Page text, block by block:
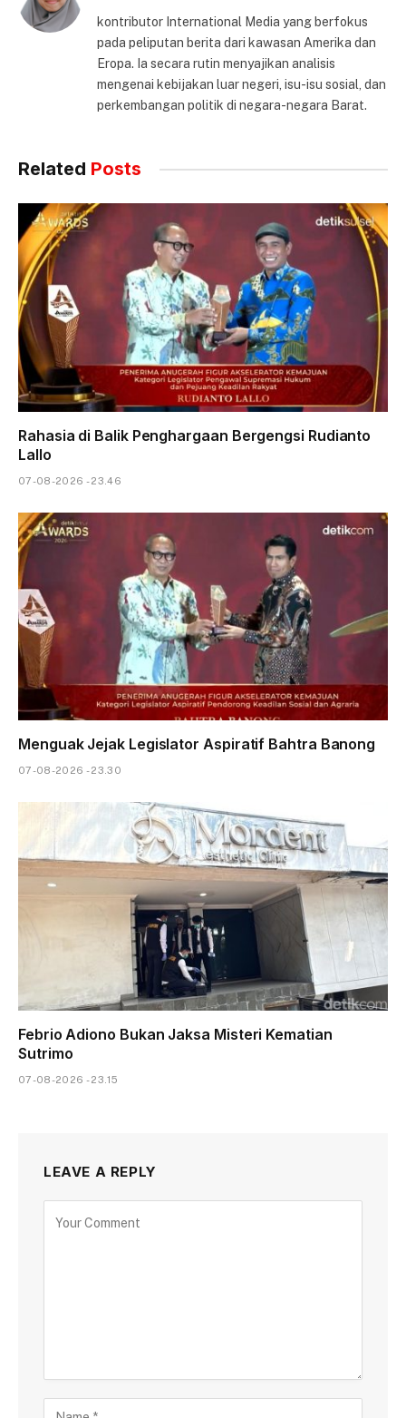
kontributor International Media yang berfokus
pada peliputan berita dari kawasan Amerika dan
Eropa. Ia secara rutin menyajikan analisis
mengenai kebijakan luar negeri, isu-isu sosial, dan
perkembangan politik di negara-negara Barat.
Related Posts
Rahasia di Balik Penghargaan Bergengsi Rudianto
Lallo
07-08-2026 - 23.46
Menguak Jejak Legislator Aspiratif Bahtra Banong
07-08-2026 - 23.30
Febrio Adiono Bukan Jaksa Misteri Kematian
Sutrimo
07-08-2026 - 23.15
LEAVE A REPLY